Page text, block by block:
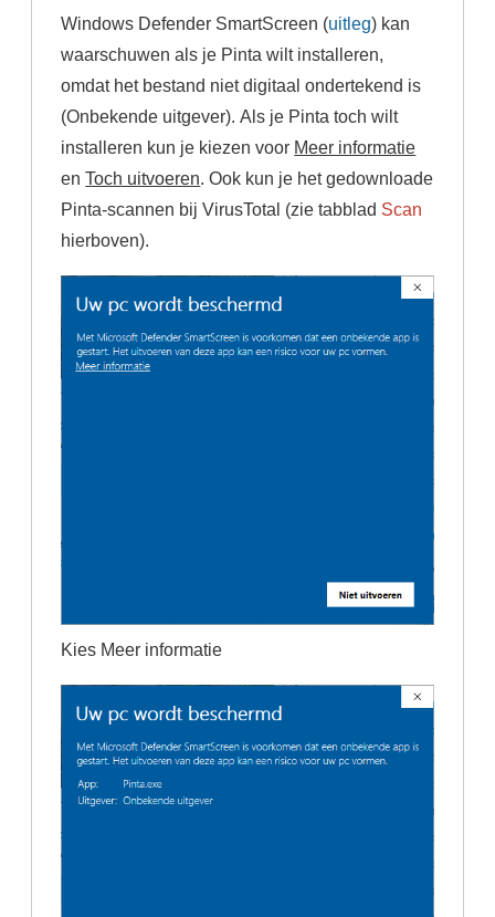
Windows Defender SmartScreen (uitleg) kan
waarschuwen als je Pinta wilt installeren,
omdat het bestand niet digitaal ondertekend is
(Onbekende uitgever). Als je Pinta toch wilt
installeren kun je kiezen voor Meer informatie
enToch uitvoeren. Ook kun je het gedownloade
Pinta-scannen bij VirusTotal (zie tabblad Scan
hierboven).
Kies Meer informatie